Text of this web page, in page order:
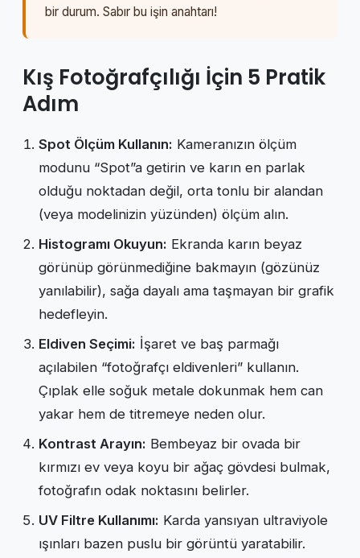
bir durum. Sabır bu işin anahtarı!
Kış Fotoğrafçılığı İçin 5 Pratik
Adım
Spot Ölçüm Kullanın: Kameranızın ölçüm
modunu “Spot”a getirin ve karın en parlak
olduğu noktadan değil, orta tonlu bir alandan
(veya modelinizin yüzünden) ölçüm alın.
Histogramı Okuyun: Ekranda karın beyaz
görünüp görünmediğine bakmayın (gözünüz
yanılabilir), sağa dayalı ama taşmayan bir grafik
hedefleyin.
Eldiven Seçimi: İşaret ve baş parmağı
açılabilen “fotoğrafçı eldivenleri” kullanın.
Çıplak elle soğuk metale dokunmak hem can
yakar hem de titremeye neden olur.
Kontrast Arayın: Bembeyaz bir ovada bir
kırmızı ev veya koyu bir ağaç gövdesi bulmak,
fotoğrafın odak noktasını belirler.
UV Filtre Kullanımı: Karda yansıyan ultraviyole
ışınları bazen puslu bir görüntü yaratabilir.